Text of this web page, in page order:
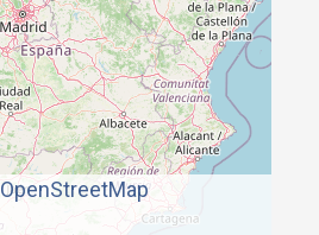
OpenStreetMap